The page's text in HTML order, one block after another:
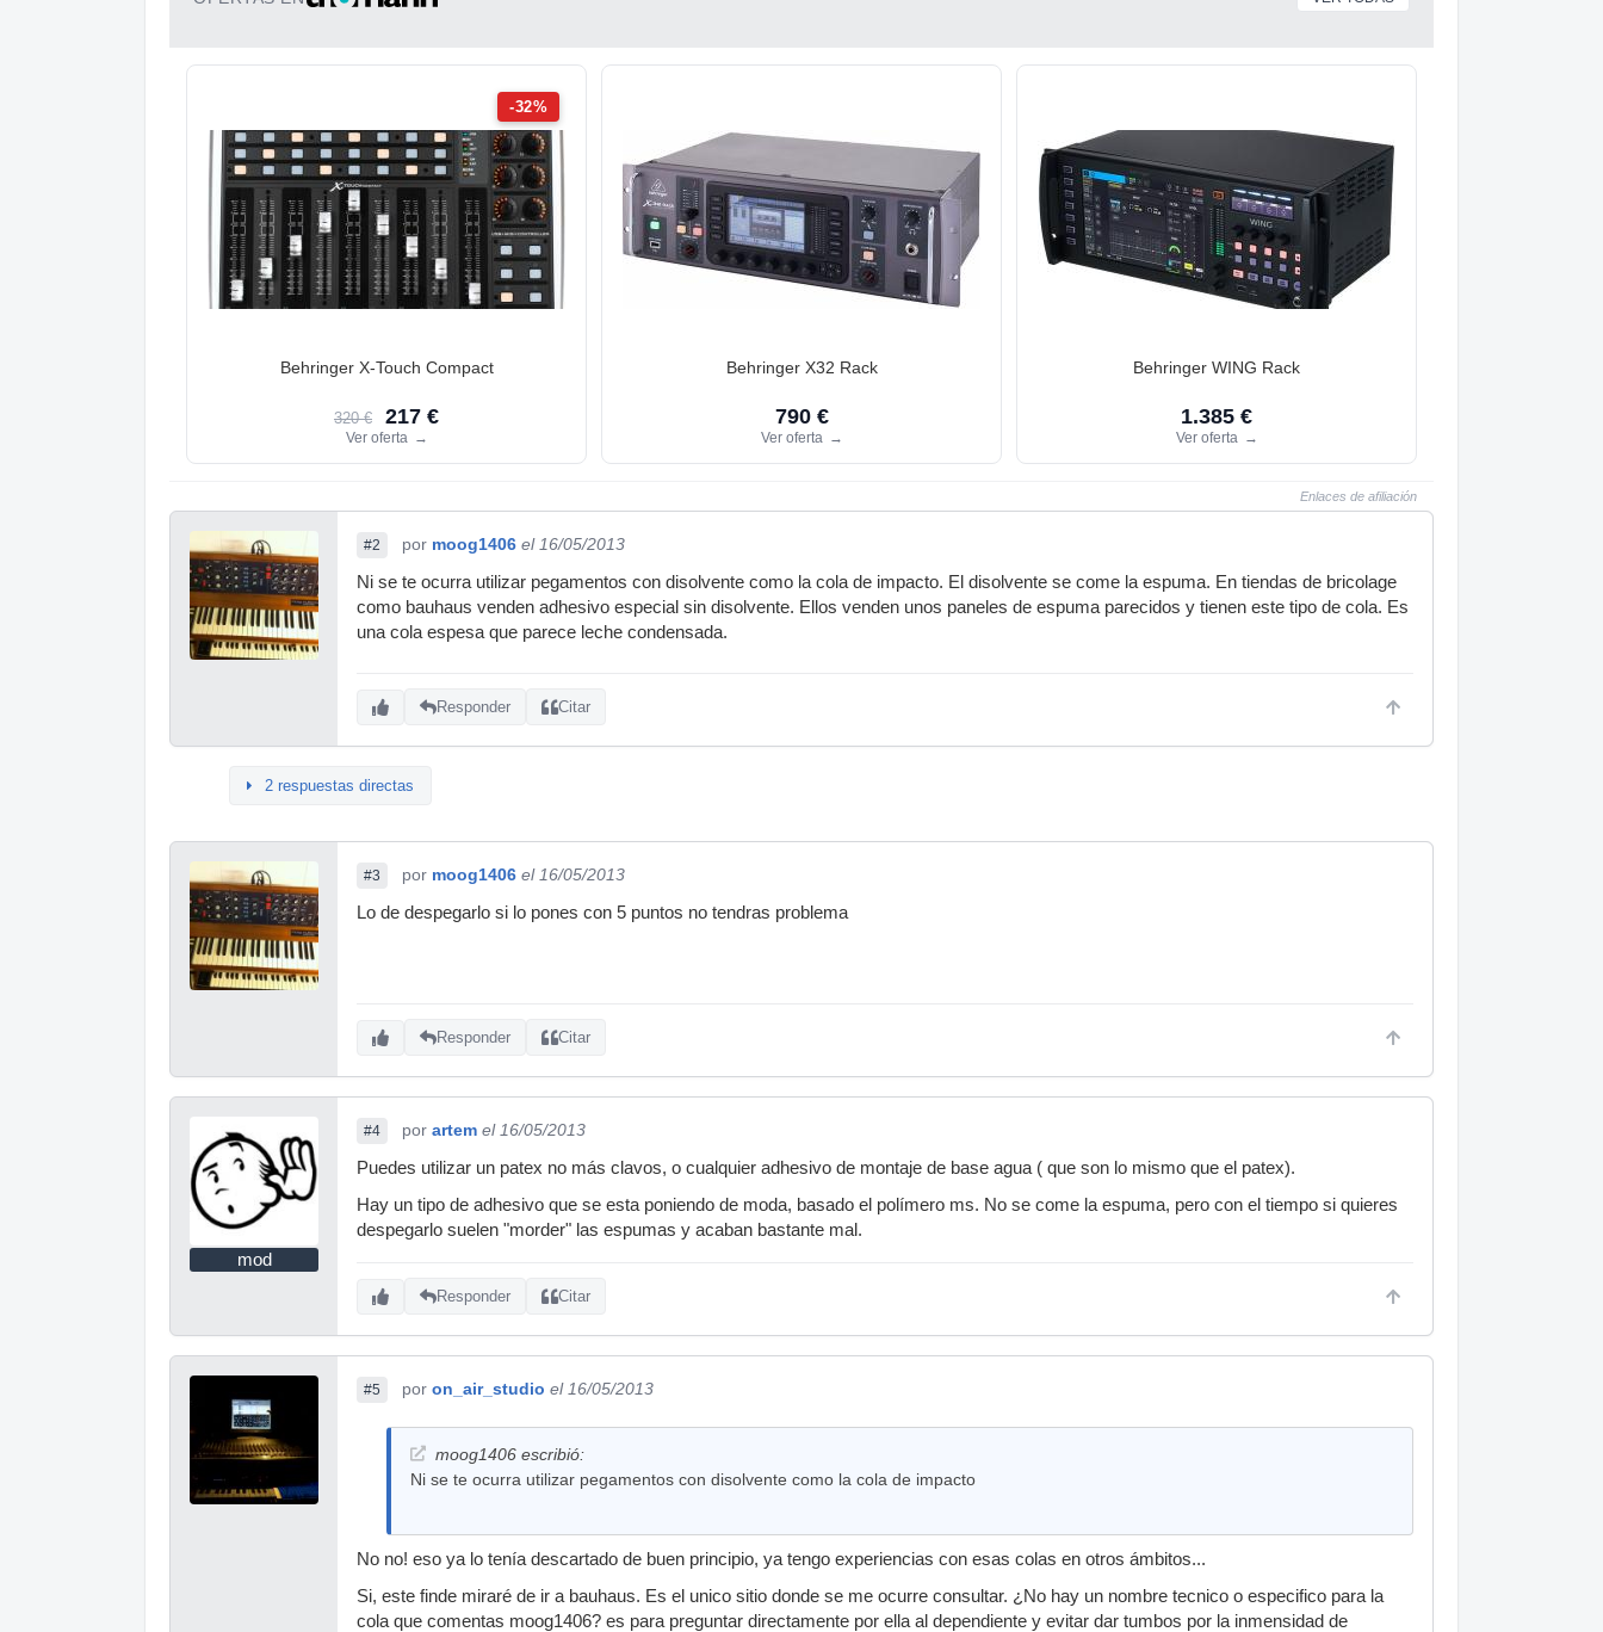
-32%
Behringer X-Touch Compact
320 € 217 €
Ver oferta →
Behringer X32 Rack
790 €
Ver oferta →
Behringer WING Rack
1.385 €
Ver oferta →
Enlaces de afiliación
#2 por moog1406 el 16/05/2013
Ni se te ocurra utilizar pegamentos con disolvente como la cola de impacto. El disolvente se come la espuma. En tiendas de bricolage
como bauhaus venden adhesivo especial sin disolvente. Ellos venden unos paneles de espuma parecidos y tienen este tipo de cola. Es
una cola espesa que parece leche condensada.
Responder Citar
2 respuestas directas
#3 por moog1406 el 16/05/2013
Lo de despegarlo si lo pones con 5 puntos no tendras problema
Responder Citar
mod
#4 por artem el 16/05/2013
Puedes utilizar un patex no más clavos, o cualquier adhesivo de montaje de base agua ( que son lo mismo que el patex).
Hay un tipo de adhesivo que se esta poniendo de moda, basado el polímero ms. No se come la espuma, pero con el tiempo si quieres
despegarlo suelen "morder" las espumas y acaban bastante mal.
Responder Citar
#5 por on_air_studio el 16/05/2013
moog1406 escribió:
Ni se te ocurra utilizar pegamentos con disolvente como la cola de impacto
No no! eso ya lo tenía descartado de buen principio, ya tengo experiencias con esas colas en otros ámbitos...
Si, este finde miraré de ir a bauhaus. Es el unico sitio donde se me ocurre consultar. ¿No hay un nombre tecnico o especifico para la
cola que comentas moog1406? es para preguntar directamente por ella al dependiente y evitar dar tumbos por la inmensidad de